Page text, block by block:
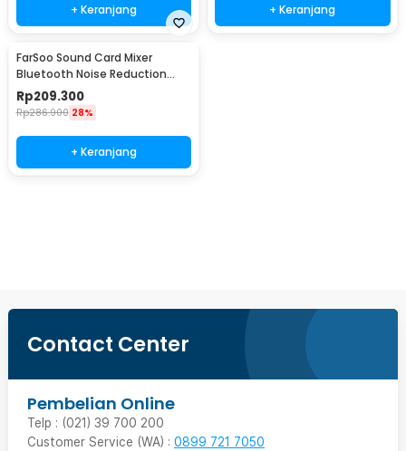
+ Keranjang + Keranjang
FarSoo Sound Card Mixer
Bluetooth Noise Reduction
External Live Mic - F009
Rp209.300
Rp286.900 28%
+ Keranjang
Contact Center
Pembelian Online
Telp : (021) 39 700 200
Customer Service (WA) : 0899 721 7050